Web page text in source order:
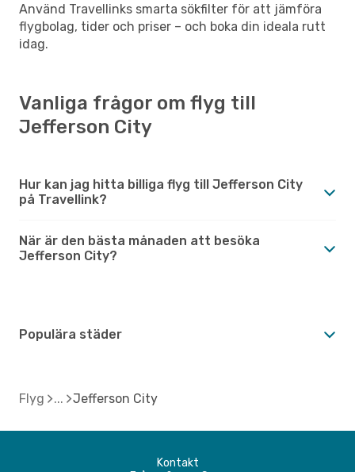
Använd Travellinks smarta sökfilter för att jämföra
flygbolag, tider och priser – och boka din ideala rutt
idag.
Vanliga frågor om flyg till
Jefferson City
Hur kan jag hitta billiga flyg till Jefferson City
på Travellink?
När är den bästa månaden att besöka
Jefferson City?
Populära städer
Flyg Jefferson City
Kontakt